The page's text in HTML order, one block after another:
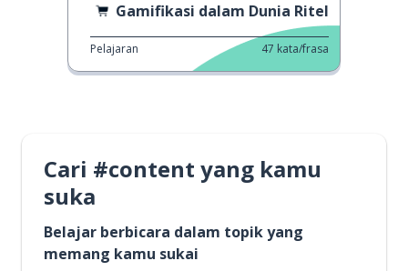
Gamifikasi dalam Dunia Ritel
Pelajaran 47 kata/frasa
Cari #content yang kamu
suka
Belajar berbicara dalam topik yang
memang kamu sukai